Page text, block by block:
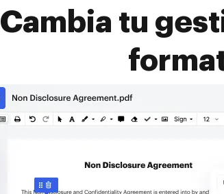
Cambia tu